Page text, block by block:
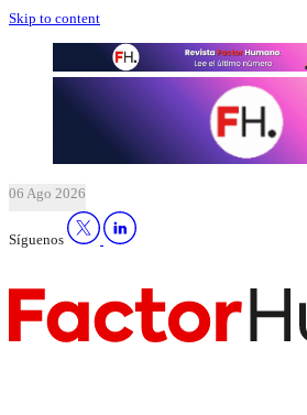
Skip to content
06 Ago 2026
Síguenos